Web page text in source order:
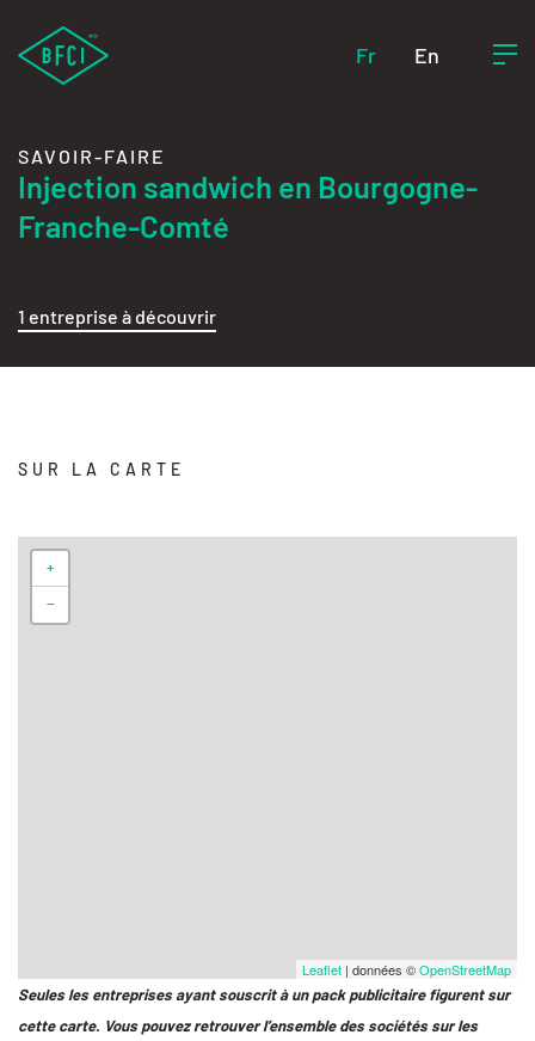
Fr En
SAVOIR-FAIRE
Injection sandwich en Bourgogne-
Franche-Comté
1 entreprise à découvrir
SUR LA CARTE
+
−
Leaflet | données ©OpenStreetMap
Seules les entreprises ayant souscrit à un pack publicitaire figurent sur
cette carte. Vous pouvez retrouver l’ensemble des sociétés sur les